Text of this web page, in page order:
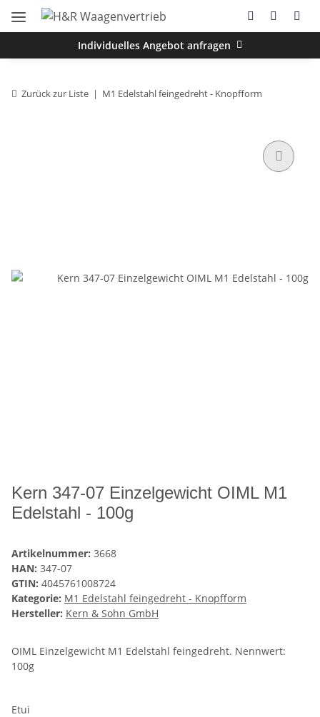
Individuelles Angebot anfragen
Zurück zur Liste M1 Edelstahl feingedreht - Knopfform
Kern 347-07 Einzelgewicht OIML M1
Edelstahl - 100g
Artikelnummer: 3668
HAN: 347-07
GTIN: 4045761008724
Kategorie: M1 Edelstahl feingedreht - Knopfform
Hersteller: Kern & Sohn GmbH
OIML Einzelgewicht M1 Edelstahl feingedreht. Nennwert:
100g
Etui